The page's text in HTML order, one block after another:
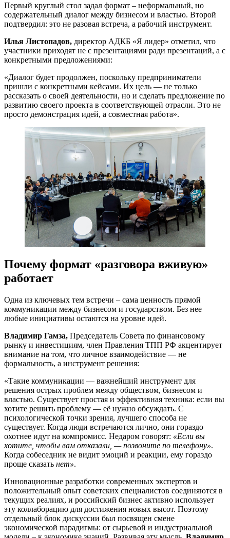
Первый круглый стол задал формат – неформальный, но
содержательный диалог между бизнесом и властью. Второй
подтвердил: это не разовая встреча, а рабочий инструмент.
Илья Листопадов, директор АДКБ «Я лидер» отметил, что
участники приходят не с презентациями ради презентаций, а с
конкретными предложениями:
«Диалог будет продолжен, поскольку предприниматели
пришли с конкретными кейсами. Их цель — не только
рассказать о своей деятельности, но и сделать предложение по
развитию своего проекта в соответствующей отрасли. Это не
просто демонстрация идей, а совместная работа».
Почему формат «разговора вживую»
работает
Одна из ключевых тем встречи – сама ценность прямой
коммуникации между бизнесом и государством. Без нее
любые инициативы остаются на уровне идей.
Владимир Гамза, Председатель Совета по финансовому
рынку и инвестициям, член Правления ТПП РФ акцентирует
внимание на том, что личное взаимодействие — не
формальность, а инструмент решения:
«Такие коммуникации — важнейший инструмент для
решения острых проблем между обществом, бизнесом и
властью. Существует простая и эффективная техника: если вы
хотите решить проблему — её нужно обсуждать. С
психологической точки зрения, лучшего способа не
существует. Когда люди встречаются лично, они гораздо
охотнее идут на компромисс. Недаром говорят: «Если вы
хотите, чтобы вам отказали, — позвоните по телефону».
Когда собеседник не видит эмоций и реакции, ему гораздо
проще сказать нет».
Инновационные разработки современных экспертов и
положительный опыт советских специалистов соединяются в
текущих реалиях, и российский бизнес активно использует
эту коллаборацию для достижения новых высот. Поэтому
отдельный блок дискуссии был посвящен смене
экономической парадигмы: от сырьевой и индустриальной